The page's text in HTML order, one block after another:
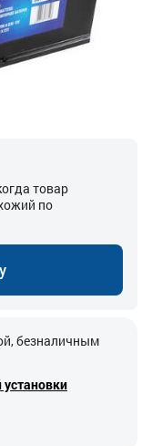
товар
по
безналичным